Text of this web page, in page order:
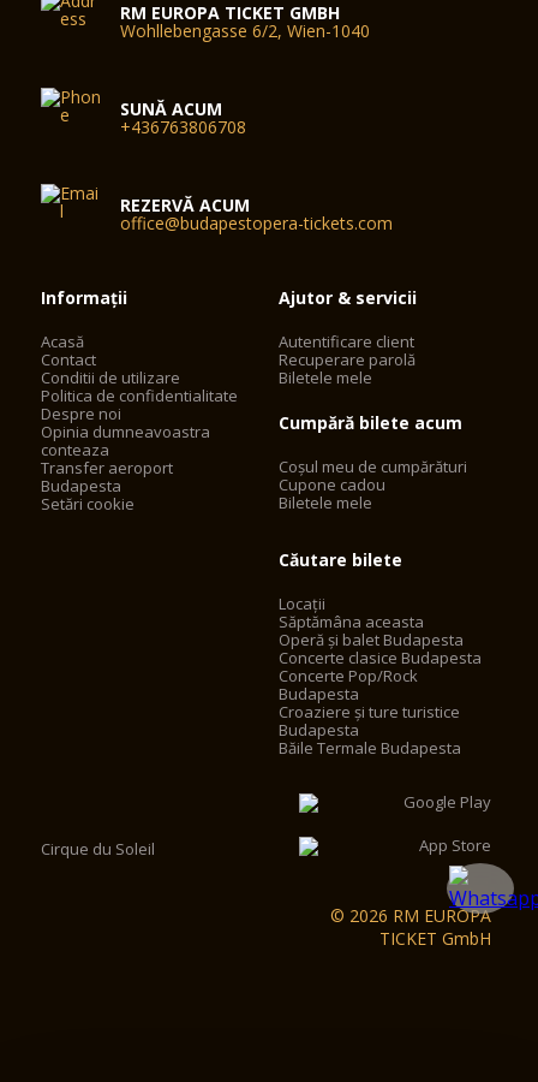
RM EUROPA TICKET GMBH
Wohllebengasse 6/2, Wien-1040
SUNĂ ACUM
+436763806708
REZERVĂ ACUM
office@budapestopera-tickets.com
Informații
Acasă
Contact
Conditii de utilizare
Politica de confidentialitate
Despre noi
Opinia dumneavoastra
conteaza
Transfer aeroport
Budapesta
Setări cookie
Ajutor & servicii
Autentificare client
Recuperare parolă
Biletele mele
Cumpără bilete acum
Coșul meu de cumpărături
Cupone cadou
Biletele mele
Căutare bilete
Locații
Săptămâna aceasta
Operă și balet Budapesta
Concerte clasice Budapesta
Concerte Pop/Rock
Budapesta
Croaziere și ture turistice
Budapesta
Băile Termale Budapesta
Cirque du Soleil
© 2026 RM EUROPA
TICKET GmbH